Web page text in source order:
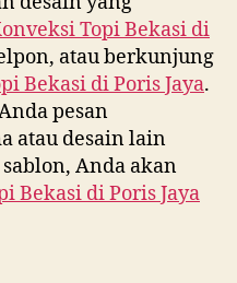
Topi Bekasi di
atau berkunjung
Bekasi diPoris Jaya.
pesan
atau desain lain
Anda akan
Bekasi diPoris Jaya